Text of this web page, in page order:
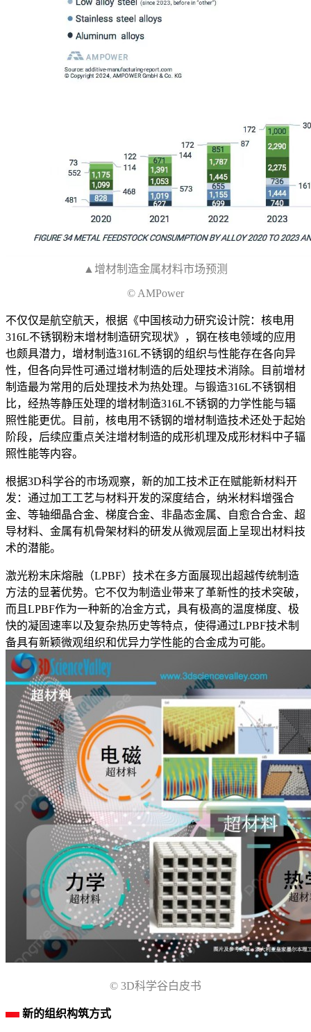
▲增材制造金属材料市场预测
© AMPower
不仅仅是航空航天，根据《中国核动力研究设计院：核电用
316L不锈钢粉末增材制造研究现状》，钢在核电领域的应用
也颇具潜力，增材制造316L不锈钢的组织与性能存在各向异
性，但各向异性可通过增材制造的后处理技术消除。目前增材
制造最为常用的后处理技术为热处理。与锻造316L不锈钢相
比，经热等静压处理的增材制造316L不锈钢的力学性能与辐
照性能更优。目前，核电用不锈钢的增材制造技术还处于起始
阶段，后续应重点关注增材制造的成形机理及成形材料中子辐
照性能等内容。
根据3D科学谷的市场观察，新的加工技术正在赋能新材料开
发：通过加工工艺与材料开发的深度结合，纳米材料增强合
金、等轴细晶合金、梯度合金、非晶态金属、自愈合合金、超
导材料、金属有机骨架材料的研发从微观层面上呈现出材料技
术的潜能。
激光粉末床熔融（LPBF）技术在多方面展现出超越传统制造
方法的显著优势。它不仅为制造业带来了革新性的技术突破，
而且LPBF作为一种新的冶金方式，具有极高的温度梯度、极
快的凝固速率以及复杂热历史等特点，使得通过LPBF技术制
备具有新颖微观组织和优异力学性能的合金成为可能。
© 3D科学谷白皮书
新的组织构筑方式